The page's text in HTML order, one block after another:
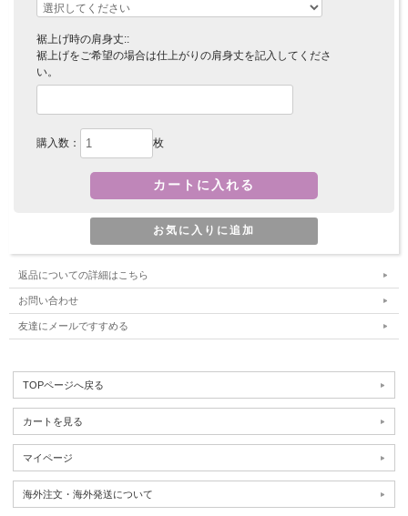
裾上げ時の肩身丈::
裾上げをご希望の場合は仕上がりの肩身丈を記入してくださ
い。
購入数： 枚
返品についての詳細はこちら
お問い合わせ
友達にメールですすめる
TOPページへ戻る
カートを見る
マイページ
海外注文・海外発送について